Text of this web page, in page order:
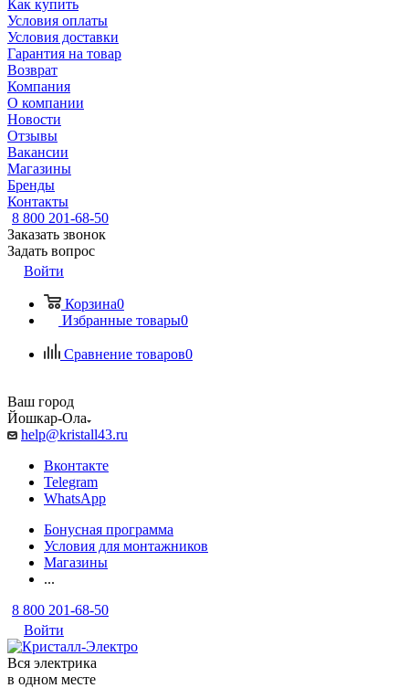
Как купить
Условия оплаты
Условия доставки
Гарантия на товар
Возврат
Компания
О компании
Новости
Отзывы
Вакансии
Магазины
Бренды
Контакты
8 800 201-68-50
Заказать звонок
Задать вопрос
Войти
Корзина0
Избранные товары0
Сравнение товаров0
Ваш город
Йошкар-Ола
help@kristall43.ru
Вконтакте
Telegram
WhatsApp
Бонусная программа
Условия для монтажников
Магазины
...
8 800 201-68-50
Войти
Вся электрика
в одном месте